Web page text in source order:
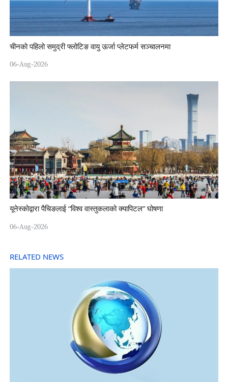
चीनको पहिलो समुद्री फ्लोटिङ वायु ऊर्जा प्लेटफर्म सञ्चालनमा
06-Aug-2026
यूनेस्कोद्वारा पैचिङलाई “विश्व वास्तुकलाको क्यापिटल” घोषणा
06-Aug-2026
RELATED NEWS